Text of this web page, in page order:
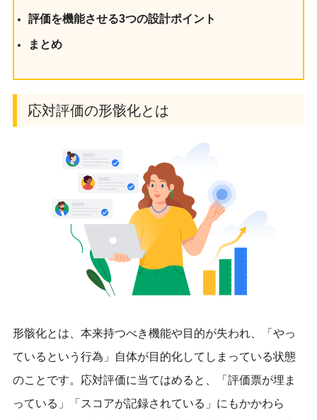
評価を機能させる3つの設計ポイント
まとめ
応対評価の形骸化とは
形骸化とは、本来持つべき機能や目的が失われ、「やっ
ているという行為」自体が目的化してしまっている状態
のことです。応対評価に当てはめると、「評価票が埋ま
っている」「スコアが記録されている」にもかかわら